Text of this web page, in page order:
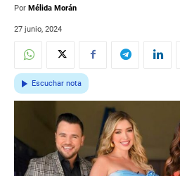
Por Mélida Morán
27 junio, 2024
Escuchar nota